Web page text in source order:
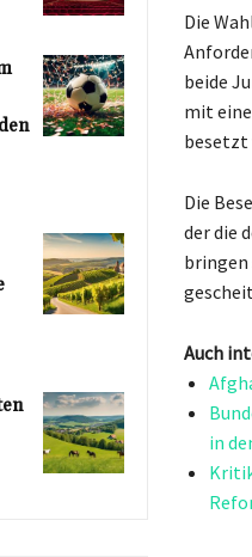
Die
beide
mit
besetzt
Die
der die
bringen
Auch
in